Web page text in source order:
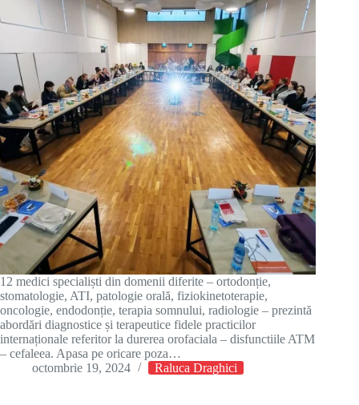
12 medici specialiști din domenii diferite – ortodonție,
stomatologie, ATI, patologie orală, fiziokinetoterapie,
oncologie, endodonție, terapia somnului, radiologie – prezintă
abordări diagnostice și terapeutice fidele practicilor
internaționale referitor la durerea orofaciala – disfunctiile ATM
– cefaleea. Apasa pe oricare poza…
octombrie 19, 2024
Raluca Draghici